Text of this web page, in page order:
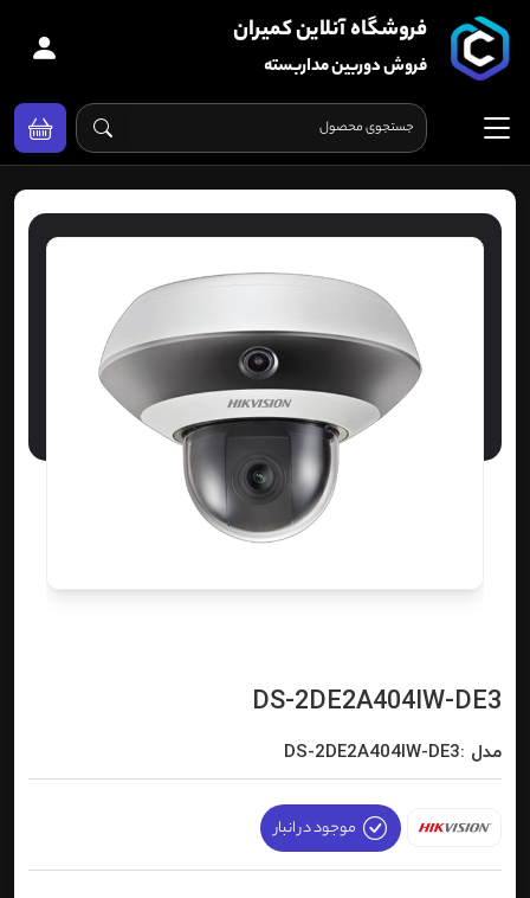
فروشگاه آنلاین کمیران
فروش دوربین مداربسته
DS-2DE2A404IW-DE3
مدل :DS-2DE2A404IW-DE3
موجود در انبار